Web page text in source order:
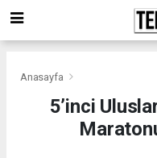
Anasayfa
5’inci